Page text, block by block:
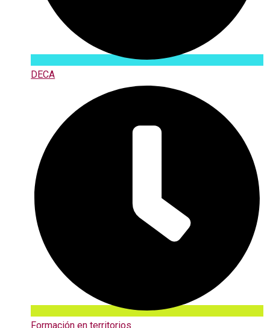
DECA
Formación en territorios